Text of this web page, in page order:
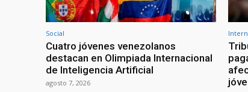
Social
Cuatro jóvenes venezolanos
destacan en Olimpiada Internacional
de Inteligencia Artificial
agosto 7, 2026